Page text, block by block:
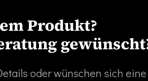
Produkt?
oder wünschen sich eine